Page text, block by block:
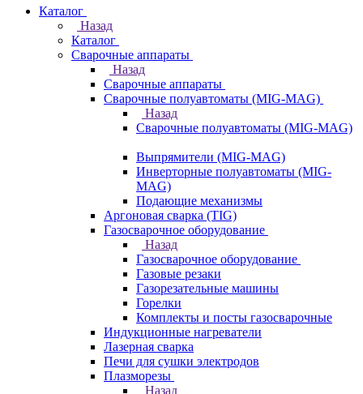
Каталог
Назад
Каталог
Сварочные аппараты
Назад
Сварочные аппараты
Сварочные полуавтоматы (MIG-MAG)
Назад
Сварочные полуавтоматы (MIG-MAG)
Выпрямители (MIG-MAG)
Инверторные полуавтоматы (MIG-
MAG)
Подающие механизмы
Аргоновая сварка (TIG)
Газосварочное оборудование
Назад
Газосварочное оборудование
Газовые резаки
Газорезательные машины
Горелки
Комплекты и посты газосварочные
Индукционные нагреватели
Лазерная сварка
Печи для сушки электродов
Плазморезы
Назад